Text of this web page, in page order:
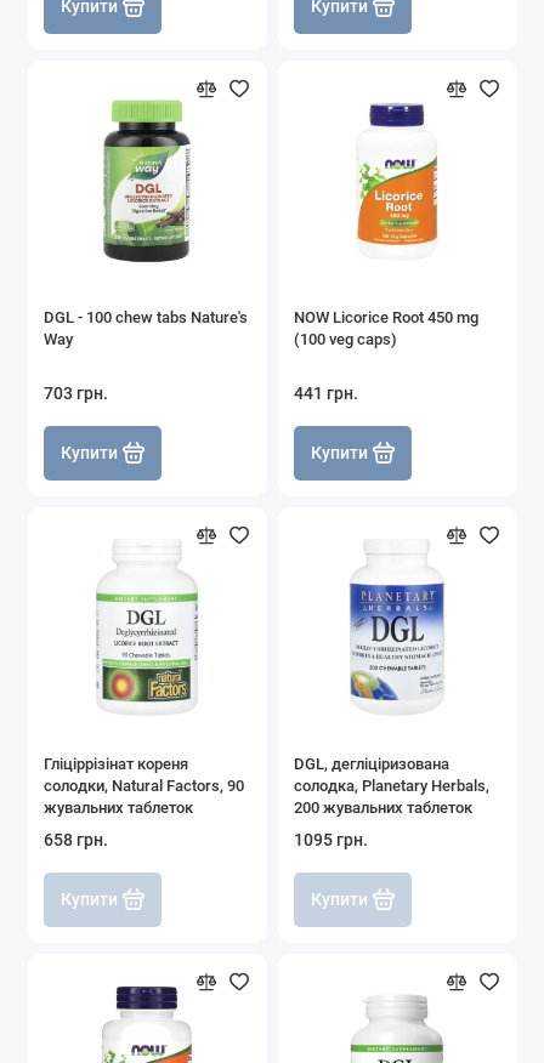
Купити Купити
DGL - 100 chew tabs Nature's
Way
703 грн.
Купити
NOW Licorice Root 450 mg
(100 veg caps)
441 грн.
Купити
Гліціррізінат кореня
солодки, Natural Factors, 90
жувальних таблеток
658 грн.
Купити
DGL, дегліціризована
солодка, Planetary Herbals,
200 жувальних таблеток
1095 грн.
Купити